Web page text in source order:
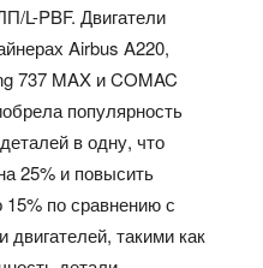
L-PBF. Двигатели
Airbus A220,
737 MAX и COMAC
популярность
в одну, что
25% и повысить
по сравнению с
такими как